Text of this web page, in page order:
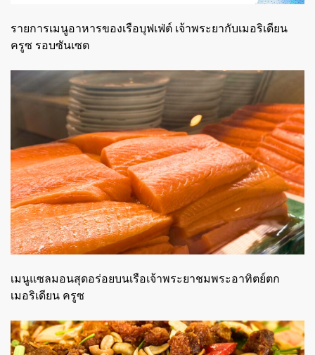
รายการเมนูอาหารของเรือบุฟเฟ่ต์ เจ้าพระยากับเมอริเดียน
ครูซ รอบซันเซต
เมนูแซลมอนสุดอร่อยบนเรือเจ้าพระยาชมพระอาทิตย์ตก
เมอริเดียน ครูซ